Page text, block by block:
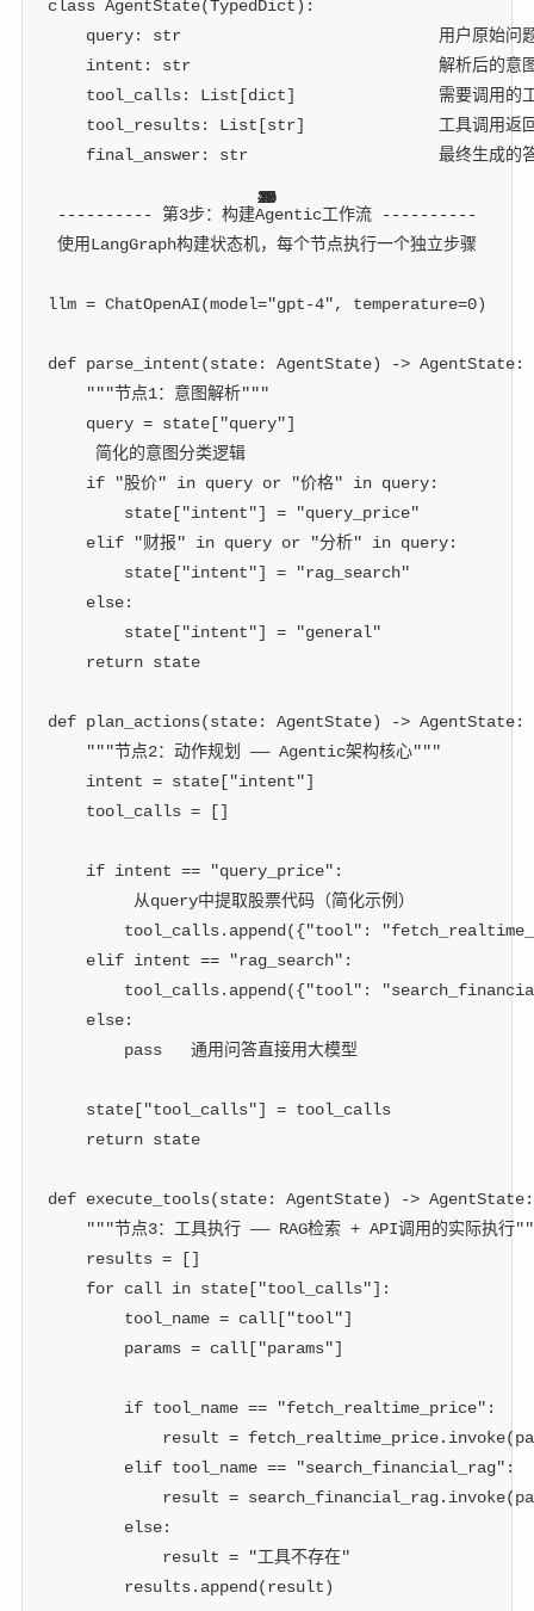
8
1
11
11
2
1
1
16
18
class AgentState(TypedDict ) :
    query
: str
用户原始问
    intent
: str
解析后的意
    tool_calls
: List [dict]
需要调用的
    tool_results
: List [str]
工具调用返
    final_answer
: str 最终生成的
---------- 第3步：构建Agentic工作流 ----------
使用LangGraph构建状态机，每个节点执行一个独立步骤
llm = ChatOpenAI(model="gpt-4", temperature=0)
def parse_intent(state: AgentState) -> AgentState:
"""节点1：意图解析"""
    query
= state["query"]
简化的意图分类逻辑
if
"股价" in query or "价格" in query:
        state
["intent"] =
"query_price"
elif
"财报" in query or "分析" in query:
        state
["intent"] =
"rag_search"
else:
        state
["intent"] =
"general"
return state
def plan_actions(state: AgentState) -> AgentState:
"""节点2：动作规划 —— Agentic架构核心"""
    intent
= state["intent"]
    tool_calls
= []
if intent == "query_price" :
从query中提取股票代码（简化示例）
        tool_calls
. append ({"tool" :
elif intent == "rag_search" :
        tool_calls
. append ({"tool" :
else:
pass
通用问答直接用大模型
    state
["tool_calls"] = tool_calls
return state
def execute_tools(state: AgentState) -> AgentState:
"""节点3：工具执行 —— RAG检索 + API调用的实际执行
    results
= []
for call in state["tool_calls"] :
        tool_name
= call["tool"]
        params
= call["params"]
if tool_name == "fetch_realtime_price" :
            result
= fetch_realtime_price. invoke(
elif tool_name == "search_financial_rag" :
            result
= search_financial_rag. invoke(
else:
            result
=
"工具不存在"
        results
. append (result)
20
40
4
4
19
21
26
13